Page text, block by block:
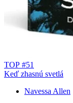
TOP #51
Keď zhasnú svetlá
Navessa Allen